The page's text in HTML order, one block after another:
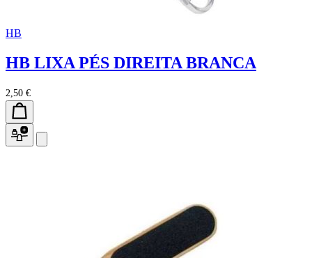
HB
HB LIXA PÉS DIREITA BRANCA
2,50 €